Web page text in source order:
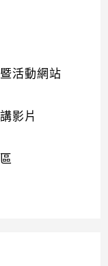
活動網站
影片